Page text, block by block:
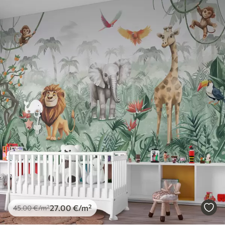
Standard
45.0027 .00€
Premium
56.67 34.00€/m²
Premium vinil
66.6740.00€/m²
Peel and Stick
81 .6749 .00 €/m²
45.00€/m²27.00€/m²